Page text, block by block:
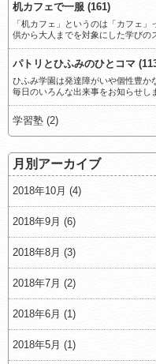
机カフェで一服 (161)
「机カフェ」というのは「カフェ
供から大人までを対象にした学びの
パトリとひふみのひとコマ
ひふみ学園は発達障がいや個性豊か
毎日のいろんな出来事をお知らせし
学習塾 (2)
月別アーカイブ
2018年10月 (4)
2018年9月 (6)
2018年8月 (3)
2018年7月 (2)
2018年6月 (1)
2018年5月 (1)